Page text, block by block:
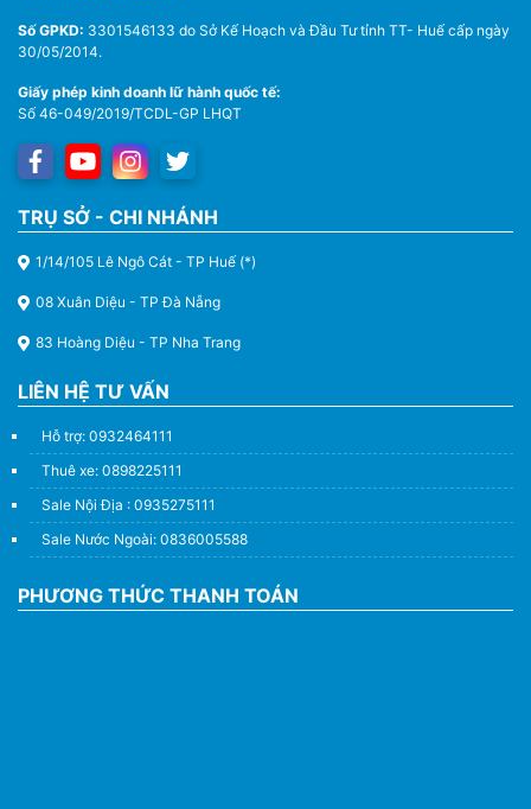
Số GPKD: 3301546133 do Sở Kế Hoạch và Đầu Tư tỉnh TT- Huế cấp ngày
30/05/2014.
Giấy phép kinh doanh lữ hành quốc tế:
Số 46-049/2019/TCDL-GP LHQT
TRỤ SỞ - CHI NHÁNH
1/14/105 Lê Ngô Cát - TP Huế (*)
08 Xuân Diệu - TP Đà Nẵng
83 Hoàng Diệu - TP Nha Trang
LIÊN HỆ TƯ VẤN
Hỗ trợ: 0932464111
Thuê xe: 0898225111
Sale Nội Địa : 0935275111
Sale Nước Ngoài: 0836005588
PHƯƠNG THỨC THANH TOÁN